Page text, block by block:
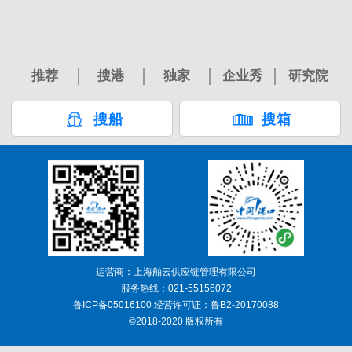
推荐 搜港 独家 企业秀 研究院
搜船 搜箱
运营商：上海舶云供应链管理有限公司
服务热线：021-55156072
鲁ICP备05016100 经营许可证：鲁B2-20170088
©2018-2020 版权所有